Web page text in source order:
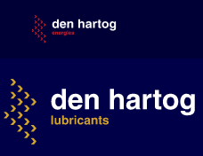
content